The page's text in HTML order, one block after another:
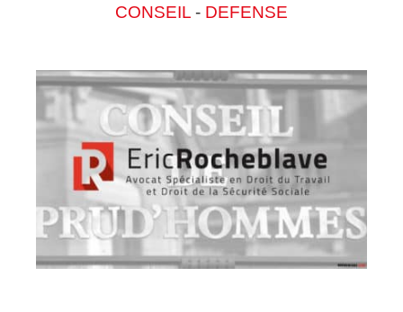
CONSEIL - DEFENSE